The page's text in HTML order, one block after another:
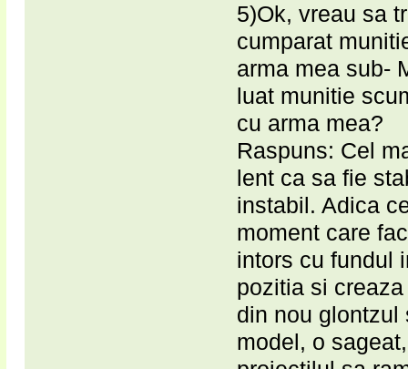
5)Ok, vreau sa
cumparat
arma mea sub-
luat munitie
cu arma mea?
Raspuns: Cel
lent ca sa fie
instabil. Adica
moment care
intors cu fundul
pozitia si
din nou glontzul
model, o